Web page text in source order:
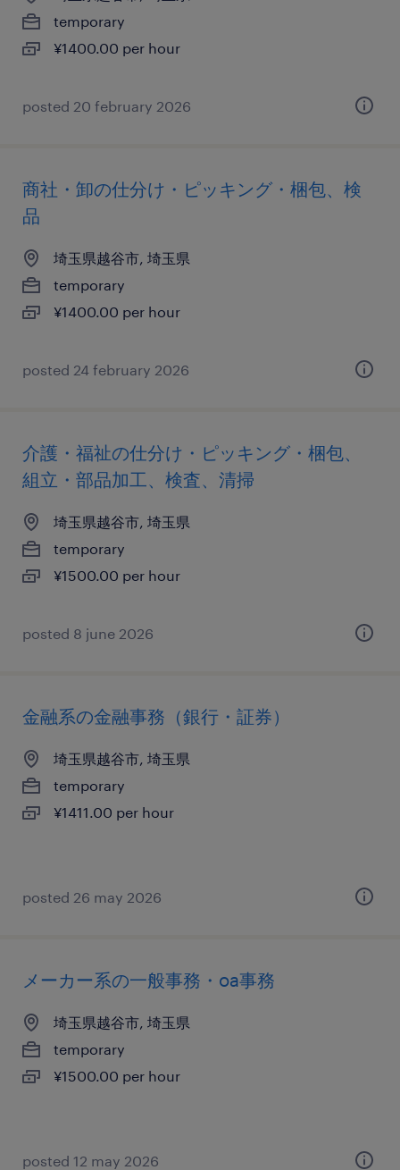
temporary
¥1400.00 per hour
posted 20 february 2026
商社・卸の仕分け・ピッキング・梱包、検
品
埼玉県越谷市, 埼玉県
temporary
¥1400.00 per hour
posted 24 february 2026
介護・福祉の仕分け・ピッキング・梱包、
組立・部品加工、検査、清掃
埼玉県越谷市, 埼玉県
temporary
¥1500.00 per hour
posted 8 june 2026
金融系の金融事務（銀行・証券）
埼玉県越谷市, 埼玉県
temporary
¥1411.00 per hour
posted 26 may 2026
メーカー系の一般事務・oa事務
埼玉県越谷市, 埼玉県
temporary
¥1500.00 per hour
posted 12 may 2026